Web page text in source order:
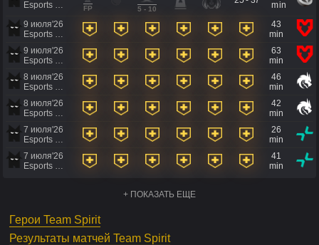
FP 5 - 10
min
9 июля'26
43
min
9 июля'26
63
min
8 июля'26
46
min
8 июля'26
42
min
7 июля'26
26
min
7 июля'26
41
min
+ ПОКАЗАТЬ ЕЩЕ
Герои Team Spirit
Результаты матчей Team Spirit